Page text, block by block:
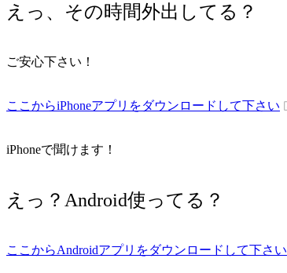
えっ、その時間外出してる？
ご安心下さい！
ここからiPhoneアプリをダウンロードして下さい
iPhoneで聞けます！
えっ？Android使ってる？
ここからAndroidアプリをダウンロードして下さい